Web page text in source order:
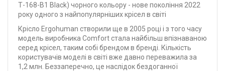
Т-168-B1 Black) чорного кольору - нове покоління 2022
року одного з найпопулярніших крісел в світі
Крісло Ergohuman створили ще в 2005 році і з того часу
модель виробника Comfort стала найбільш впізнаваною
серед крісел, таким собі брендом в бренді. Кількість
користувачів моделі в світі вже давно переважила за
1,2 млн. Беззаперечно, це наслідок бездоганної